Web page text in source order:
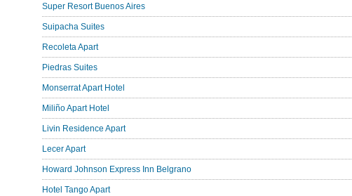
Super Resort Buenos Aires
Suipacha Suites
Recoleta Apart
Piedras Suites
Monserrat Apart Hotel
Miliño Apart Hotel
Livin Residence Apart
Lecer Apart
Howard Johnson Express Inn Belgrano
Hotel Tango Apart